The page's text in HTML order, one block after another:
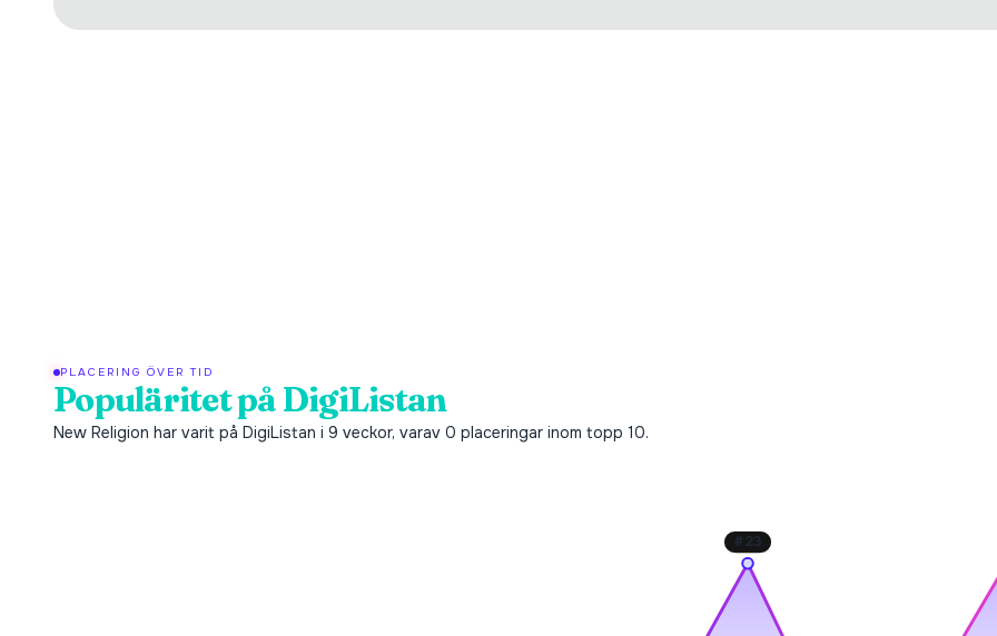
PLACERING ÖVER TID
Populäritet på DigiListan
New Religion har varit på DigiListan i 9 veckor, varav 0 placeringar inom topp 10.
#23